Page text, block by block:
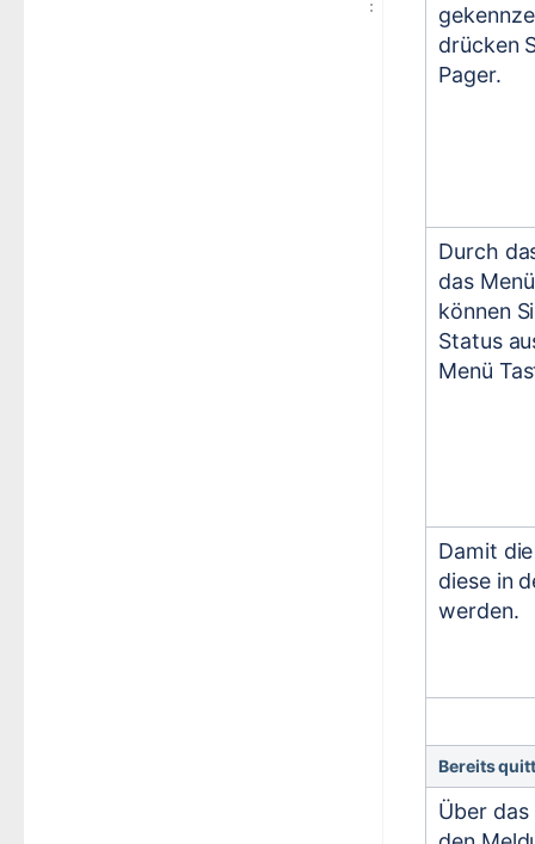
drücken
Pager.
Durch
das
können
Status
Menü
Damit
diese in
werden.
Bereits
Über